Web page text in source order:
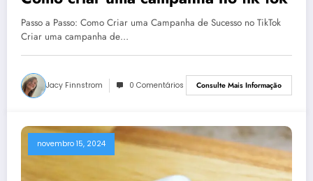
Passo a Passo: Como Criar uma Campanha de Sucesso no TikTok
Criar uma campanha de…
Jacy Finnstrom 0 Comentários Consulte Mais Informação
novembro 15, 2024